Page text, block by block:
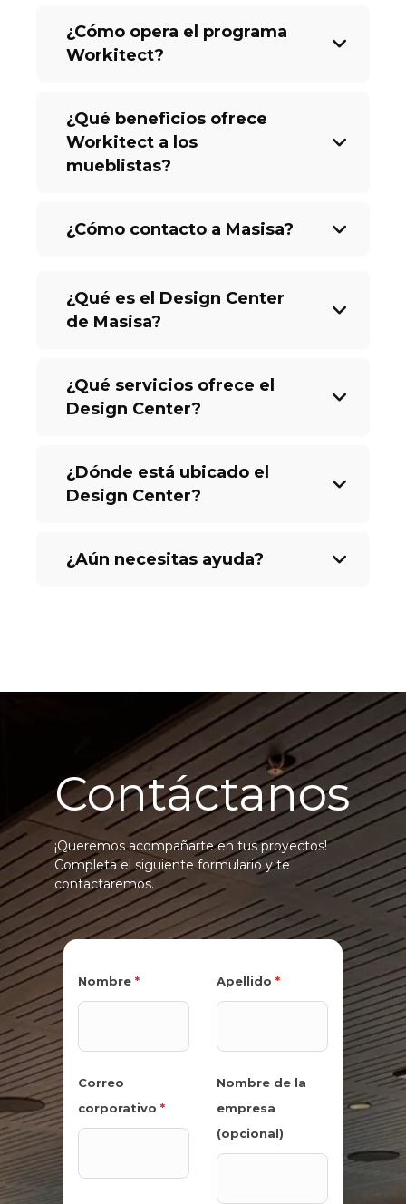
¿Cómo opera el programa
Workitect?
¿Qué beneficios ofrece
Workitect a los
mueblistas?
¿Cómo contacto a Masisa?
¿Qué es el Design Center
de Masisa?
¿Qué servicios ofrece el
Design Center?
¿Dónde está ubicado el
Design Center?
¿Aún necesitas ayuda?
Contáctanos
¡Queremos acompañarte en tus proyectos!
Completa el siguiente formulario y te
contactaremos.
Nombre * Apellido *
Correo
corporativo *
Nombre de la
empresa
(opcional)